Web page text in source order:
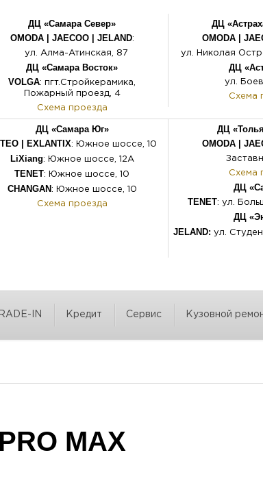
ДЦ «Самара Север»
OMODA | JAECOO| JELAND:
ул. Алма-Атинская, 87
ДЦ «Самара Восток»
VOLGA: пгт.Стройкерамика,
Пожарный проезд, 4
Схема проезда
ДЦ
OMODA |
ул. Николая
ДЦ
ул.
Схема
ДЦ «Самара Юг»
| EXLANTIX: Южное шоссе, 10
LiXiang: Южное шоссе, 12А
TENET: Южное шоссе , 10
CHANGAN: Южное шоссе, 10
Схема проезда
ДЦ
OMODA |
Схема
ДЦ
TENET: ул.
ДЦ
JELAND: ул.
IN Кредит Сервис Кузовной
MAX